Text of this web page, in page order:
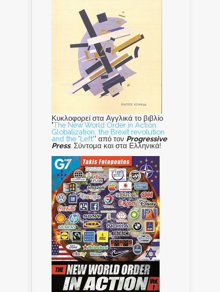
Κυκλοφορεί στα Αγγλικά το βιβλίο
"The New World Order in Action:
Globalization, the Brexit revolution
and the "Left"' από τον Progressive
Press. Σύντομα και στα Ελληνικά!